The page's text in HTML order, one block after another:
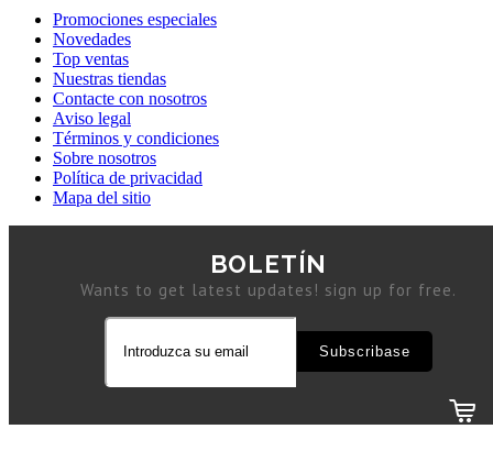
Promociones especiales
Novedades
Top ventas
Nuestras tiendas
Contacte con nosotros
Aviso legal
Términos y condiciones
Sobre nosotros
Política de privacidad
Mapa del sitio
BOLETÍN
Wants to get latest updates! sign up for free.
Subscribase